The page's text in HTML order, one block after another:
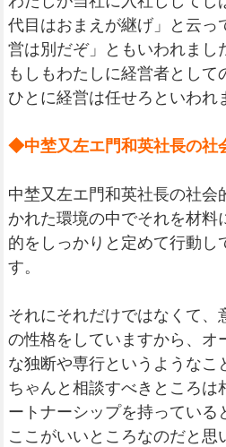
代目はおまえが継げ」と云っ
営は別だぞ」ともいわれまし
もしもわたしに経営者として
ひとに経営は任せろといわれ
◆中埜又左エ門和英社長の社
中埜又左エ門和英社長の社会
かれた環境の中でそれを材料
的をしっかりと定めて行動し
す。
それにそれだけではなくて、
の性格をしていますから、オ
な独断や専行というようなこ
ちゃんと相談すべきところは
ートナーシップを持っている
ここがいいところなのだと思